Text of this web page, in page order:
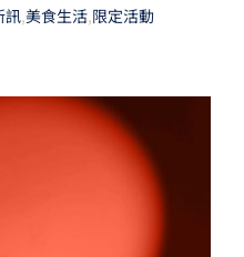
訊,美食生活,限定活動